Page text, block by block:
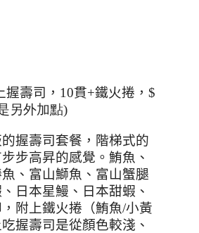
壽司， 10貫+鐵火捲， $
另外加點)
握壽司套餐，階梯式的
步高昇的感覺。鮪魚、
、富山鰤魚、富山蟹腿
日本星鰻、日本甜蝦、
附上鐵火捲（鮪魚/小黃
握壽司是從顏色較淺、